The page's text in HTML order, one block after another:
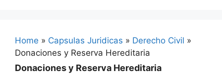
Home » Capsulas Juridicas » Derecho Civil »
Donaciones y Reserva Hereditaria
Donaciones y Reserva Hereditaria